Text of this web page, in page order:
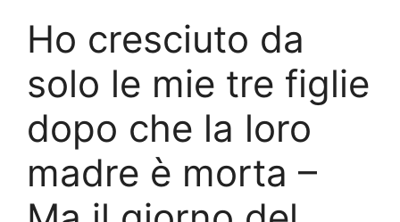
Ho cresciuto da
solo le mie tre figlie
dopo che la loro
madre è morta –